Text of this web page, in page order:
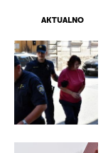
AKTUALNO